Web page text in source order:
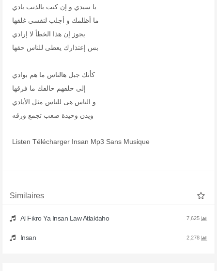
يا سيدي و إن كنت بالذنب بادي
ما أظلمك و أجلب لنفسى غلقها
يجوز إن هذا الخطأ لا إرادي
بس إعتذارك يعطى للناس حقها
كأنك جبل هالناس ما هم بوادي
إلى خلقهم خالقك ما فرقها
و الناس هى للناس مثل الأيادي
ويدن وحيدة صعب تجمع ورقه
Listen Télécharger Insan Mp3 Sans Musique
Similaires
Al Fikro Ya Insan Law Atlaktaho 7,625
Insan 2,278